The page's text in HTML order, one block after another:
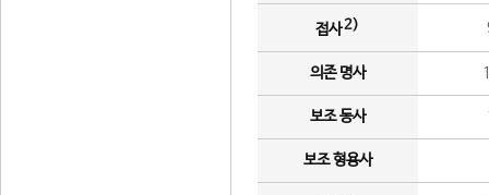
접사2)
의존 명사
보조 동사
보조 형용사